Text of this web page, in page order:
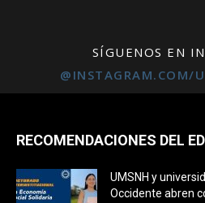
SÍGUENOS EN
@INSTAGRAM.COM/
RECOMENDACIONES DEL
UMSNH y
Occidente abren